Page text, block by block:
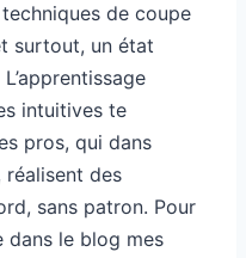
de coupe
surtout, un état
intuitives te
pros, qui dans
des
sans patron. Pour
dans le blog mes